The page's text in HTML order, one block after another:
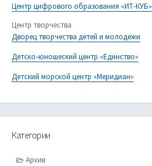
Центр цифрового образования «ИТ-КУБ»
Центр творчества
Дворец творчества детей и молодежи
Детско-юношеский центр «Единство»
Детский морской центр «Меридиан»
Категории
Архив